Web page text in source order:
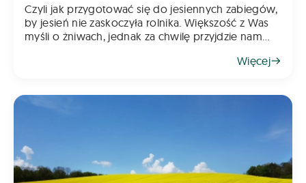
Czyli jak przygotować się do jesiennych zabiegów,
by jesień nie zaskoczyła rolnika. Większość z Was
myśli o żniwach, jednak za chwilę przyjdzie nam
rzepak wymaga już wczesnej ochrony, a w kole
Więcej